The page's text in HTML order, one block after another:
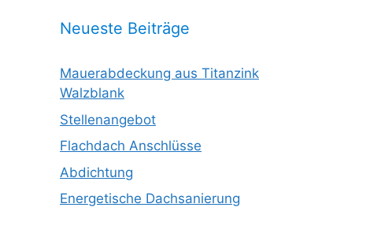
Neueste Beiträge
Mauerabdeckung aus Titanzink
Walzblank
Stellenangebot
Flachdach Anschlüsse
Abdichtung
Energetische Dachsanierung